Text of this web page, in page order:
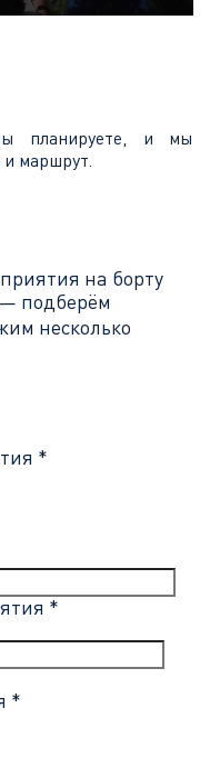
планируете, и мы
маршрут.
на борту
подберём
несколько
*
*
*